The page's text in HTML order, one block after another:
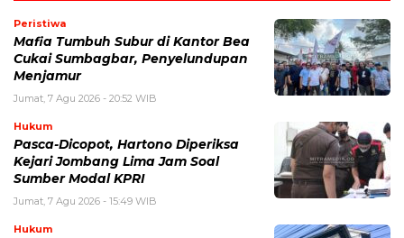
Peristiwa
Mafia Tumbuh Subur di Kantor Bea
Cukai Sumbagbar, Penyelundupan
Menjamur
Jumat, 7 Agu 2026 - 20:52 WIB
Hukum
Pasca-Dicopot, Hartono Diperiksa
Kejari Jombang Lima Jam Soal
Sumber Modal KPRI
Jumat, 7 Agu 2026 - 15:49 WIB
Hukum